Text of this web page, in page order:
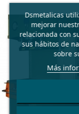
CHAPA
Dsmetalicas
mejorar
relacionada con
sus hábitos de
sobre
Más